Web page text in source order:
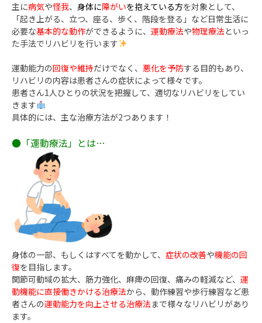
主に病気や怪我、 身体に障がいを抱えている方を対象として、
「起き上がる、立つ、座る、歩く、階段を登る」など日常生活に
必要な基本的な動作ができるように、 運動療法や物理療法 といっ
た手法でリハビリを行います
運動能力の回復や維持だけでなく、 悪化を予防する目的もあり、
リハビリの内容は患者さんの症状によって様々です。
患者さん1人ひとりの状況を把握して、適切なリハビリをしてい
きます
具体的には、主な治療方法が2つあります！
●「運動療法」とは…
身体の一部、もしくはすべてを動かして、 症状の改善や機能の回
復を目指します。
関節可動域の拡大、筋力強化、麻痺の回復、痛みの軽減など、 運
動機能に直接働きかける治療法から、動作練習や歩行練習など患
者さんの運動能力を向上させる治療法まで様々なリハビリがあり
ます。